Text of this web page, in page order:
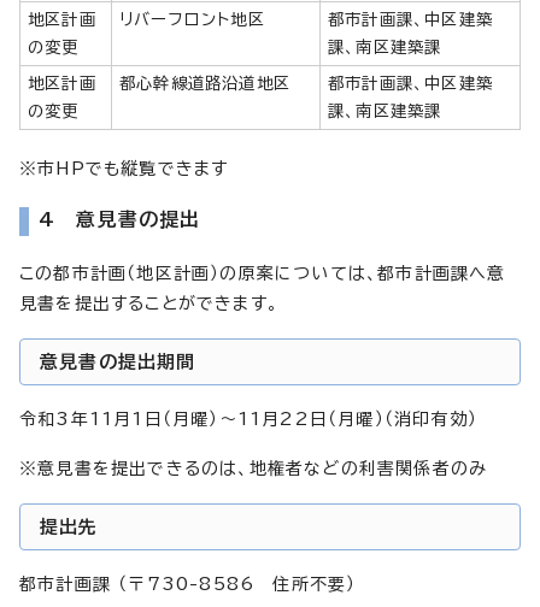
地区計画
の変更
リバーフロント地区
都市計画課、中区建築
課、南区建築課
地区計画
の変更
都心幹線道路沿道地区
都市計画課、中区建築
課、南区建築課
※市HPでも縦覧できます
4 意見書の提出
この都市計画（地区計画）の原案については、都市計画課へ意
見書を提出することができます。
意見書の提出期間
令和3年11月1日（月曜）～11月22日（月曜）（消印有効）
※意見書を提出できるのは、地権者などの利害関係者のみ
提出先
都市計画課 （〒730-8586 住所不要）